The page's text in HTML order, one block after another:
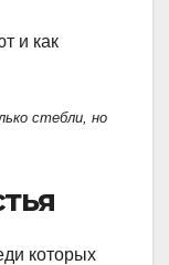
стебли, но
которых